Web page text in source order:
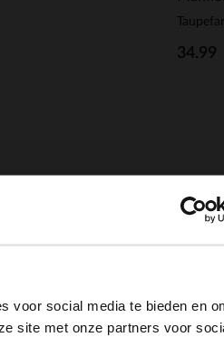
voor social media te bieden en
site met onze partners voor
34.99
×
to